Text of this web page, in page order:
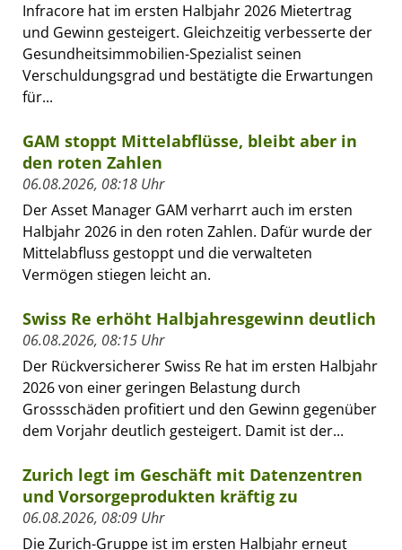
Infracore hat im ersten Halbjahr 2026 Mietertrag
und Gewinn gesteigert. Gleichzeitig verbesserte der
Gesundheitsimmobilien-Spezialist seinen
Verschuldungsgrad und bestätigte die Erwartungen
für...
GAM stoppt Mittelabflüsse, bleibt aber in
den roten Zahlen
06.08.2026, 08:18 Uhr
Der Asset Manager GAM verharrt auch im ersten
Halbjahr 2026 in den roten Zahlen. Dafür wurde der
Mittelabfluss gestoppt und die verwalteten
Vermögen stiegen leicht an.
Swiss Re erhöht Halbjahresgewinn deutlich
06.08.2026, 08:15 Uhr
Der Rückversicherer Swiss Re hat im ersten Halbjahr
2026 von einer geringen Belastung durch
Grossschäden profitiert und den Gewinn gegenüber
dem Vorjahr deutlich gesteigert. Damit ist der...
Zurich legt im Geschäft mit Datenzentren
und Vorsorgeprodukten kräftig zu
06.08.2026, 08:09 Uhr
Die Zurich-Gruppe ist im ersten Halbjahr erneut